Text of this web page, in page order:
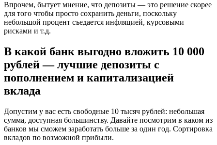
Впрочем, бытует мнение, что депозиты — это решение скорее
для того чтобы просто сохранить деньги, поскольку
небольшой процент съедается инфляцией, курсовыми
рисками и т.д.
В какой банк выгодно вложить 10 000
рублей — лучшие депозиты с
пополнением и капитализацией
вклада
Допустим у вас есть свободные 10 тысяч рублей: небольшая
сумма, доступная большинству. Давайте посмотрим в каком из
банков мы сможем заработать больше за один год. Сортировка
вкладов по возможной прибыли.